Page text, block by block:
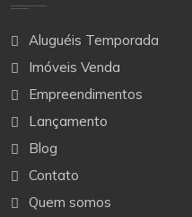
Aluguéis Temporada
Imóveis Venda
Empreendimentos
Lançamento
Blog
Contato
Quem somos